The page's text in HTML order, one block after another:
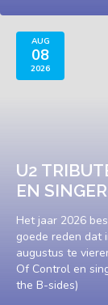
AUG
08
2026
U2
EN
Het jaar 2026
goede reden dat
augustus te
Of Control en
the B-sides)